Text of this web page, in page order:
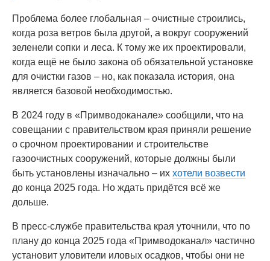
Проблема более глобальная – очистные строились,
когда роза ветров была другой, а вокруг сооружений
зеленели сопки и леса. К тому же их проектировали,
когда ещё не было закона об обязательной установке
для очистки газов – но, как показала история, она
является базовой необходимостью.
В 2024 году в «Примводоканале» сообщили, что на
совещании с правительством края приняли решение
о срочном проектировании и строительстве
газоочистных сооружений, которые должны были
быть установлены изначально – их хотели возвести
до конца 2025 года. Но ждать придётся всё же
дольше.
В пресс-службе правительства края уточнили, что по
плану до конца 2025 года «Примводоканал» частично
установит уловители иловых осадков, чтобы они не